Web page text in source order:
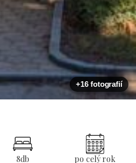
+16 fotografií
8db po celý rok